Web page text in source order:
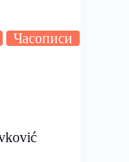
Часописи